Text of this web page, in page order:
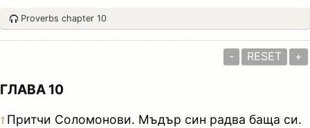
Proverbs chapter 10
- RESET +
ГЛАВА 10
1 Притчи Соломонови. Мъдър син радва баща си.